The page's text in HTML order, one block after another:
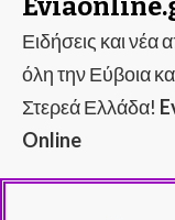
Ειδήσεις και νέα
όλη την Εύβοια
Στερεά Ελλάδα!
Online